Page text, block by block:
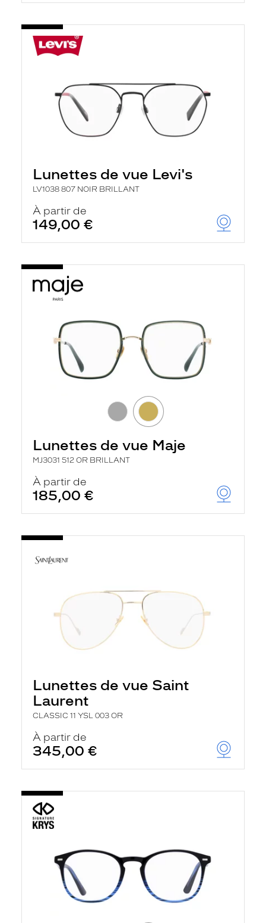
Lunettes de vue Levi's
LV1038 807 NOIR BRILLANT
À partir de
149,00 €
Lunettes de vue Maje
MJ3031 512 OR BRILLANT
À partir de
185,00 €
Lunettes de vue Saint
Laurent
CLASSIC 11 YSL 003 OR
À partir de
345,00 €